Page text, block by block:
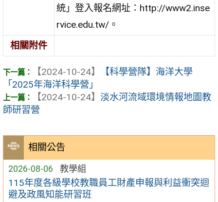
相關公告
2026-08-06 教學組
115年度各級學校教職員工財產申報與利益衝突迴
避及政風知能研習班
統」登入報名網址：http://www2.inse
rvice.edu.tw/。
相關附件
【2024-10-24】
【科學營隊】海洋大學
「2025年海洋科學營」
【2024-10-24】 淡水河流域環境情報地圖教
師研習營